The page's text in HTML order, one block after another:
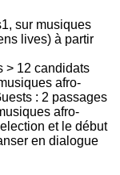
sur musiques
lives) à partir
> 12 candidats
afro-
: 2 passages
afro-
et le début
en dialogue